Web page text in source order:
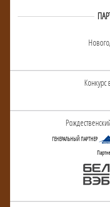
Конкурс
ГЕНЕРАЛЬНЫЙ ПАРТНЕР